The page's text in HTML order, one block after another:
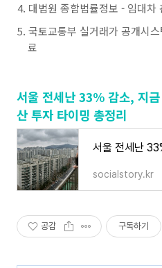
대법원 종합법률정보 - 임대차
국토교통부 실거래가 공개시
료
서울 전세난 33% 감소, 지
산 투자 타이밍 총정리
socialstory.kr
공감 구독하기